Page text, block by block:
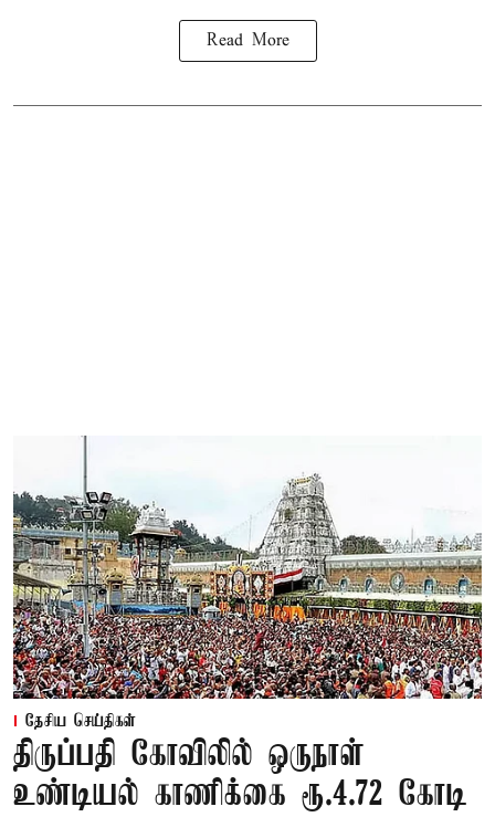
Read More
தேசிய செய்திகள்
திருப்பதி கோவிலில் ஒருநாள்
உண்டியல் காணிக்கை ரூ.4.72 கோடி